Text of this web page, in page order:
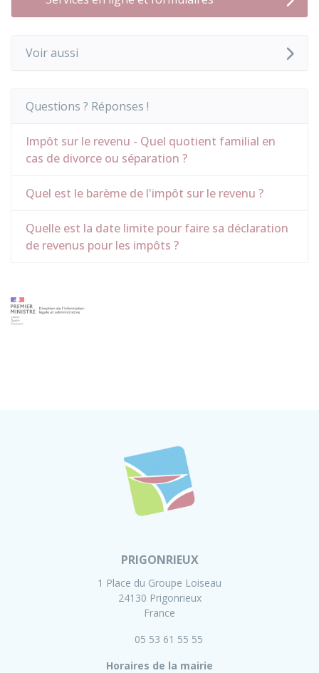
Voir aussi
Questions ? Réponses !
Impôt sur le revenu - Quel quotient familial en
cas de divorce ou séparation ?
Quel est le barème de l'impôt sur le revenu ?
Quelle est la date limite pour faire sa déclaration
de revenus pour les impôts ?
PRIGONRIEUX
1 Place du Groupe Loiseau
24130 Prigonrieux
France
05 53 61 55 55
Horaires de la mairie